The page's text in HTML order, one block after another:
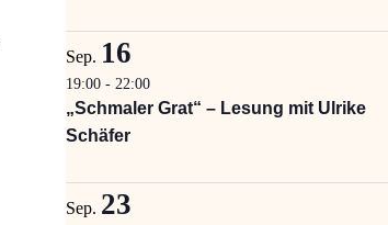
Sep. 16
19:00 - 22:00
„Schmaler Grat“ – Lesung mit Ulrike
Schäfer
Sep. 23